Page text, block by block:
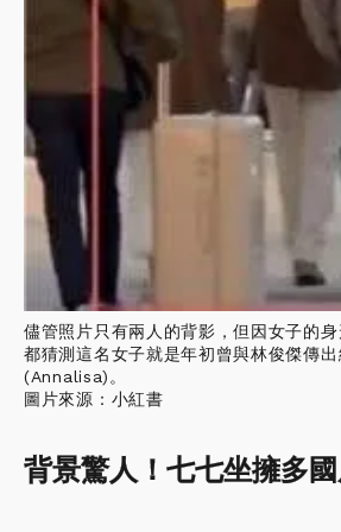
儘管照片只有兩人的背影，但因女子的
都猜測這名女子就是年初曾與林俊傑傳
(Annalisa)。
圖片來源：小紅書
背景驚人！七七坐擁多